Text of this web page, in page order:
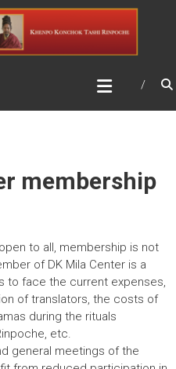
membership
to all, membership is not
of DK Mila Center is a
to face the current expenses,
of translators, the costs of
during the rituals
etc.
general meetings of the